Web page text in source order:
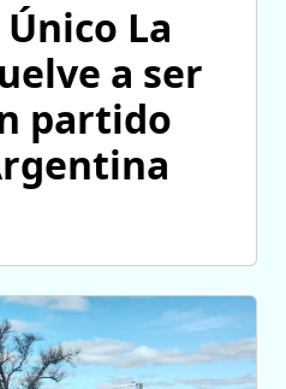
La
a ser
partido